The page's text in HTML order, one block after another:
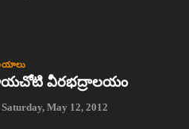
వీరభద్రాలయం
Saturday, May 12, 2012